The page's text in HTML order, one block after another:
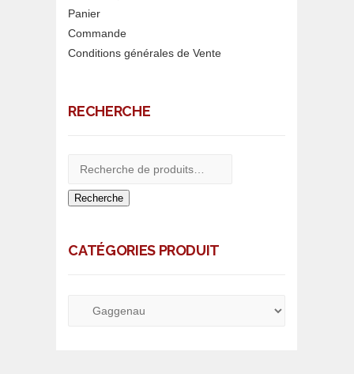
Panier
Commande
Conditions générales de Vente
RECHERCHE
Recherche
CATÉGORIES PRODUIT